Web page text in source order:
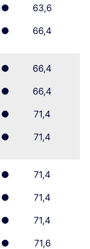
●
●
63,6
66,4
●
●
●
●
66,4
66,4
71,4
71,4
●
●
●
●
71,4
71,4
71,4
71,6